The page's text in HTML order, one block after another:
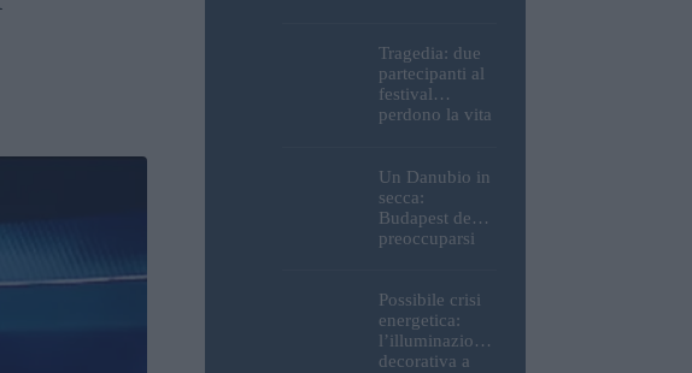
Buda e della
Cittadella
verranno
spente
Tragedia: due
partecipanti al
festival
perdono la vita
Ungheria
Un Danubio in
secca:
Budapest deve
preoccuparsi
mento idrico?
Un esperto
mette in luce
un fatto
Possibile crisi
energetica:
l’illuminazione
decorativa a